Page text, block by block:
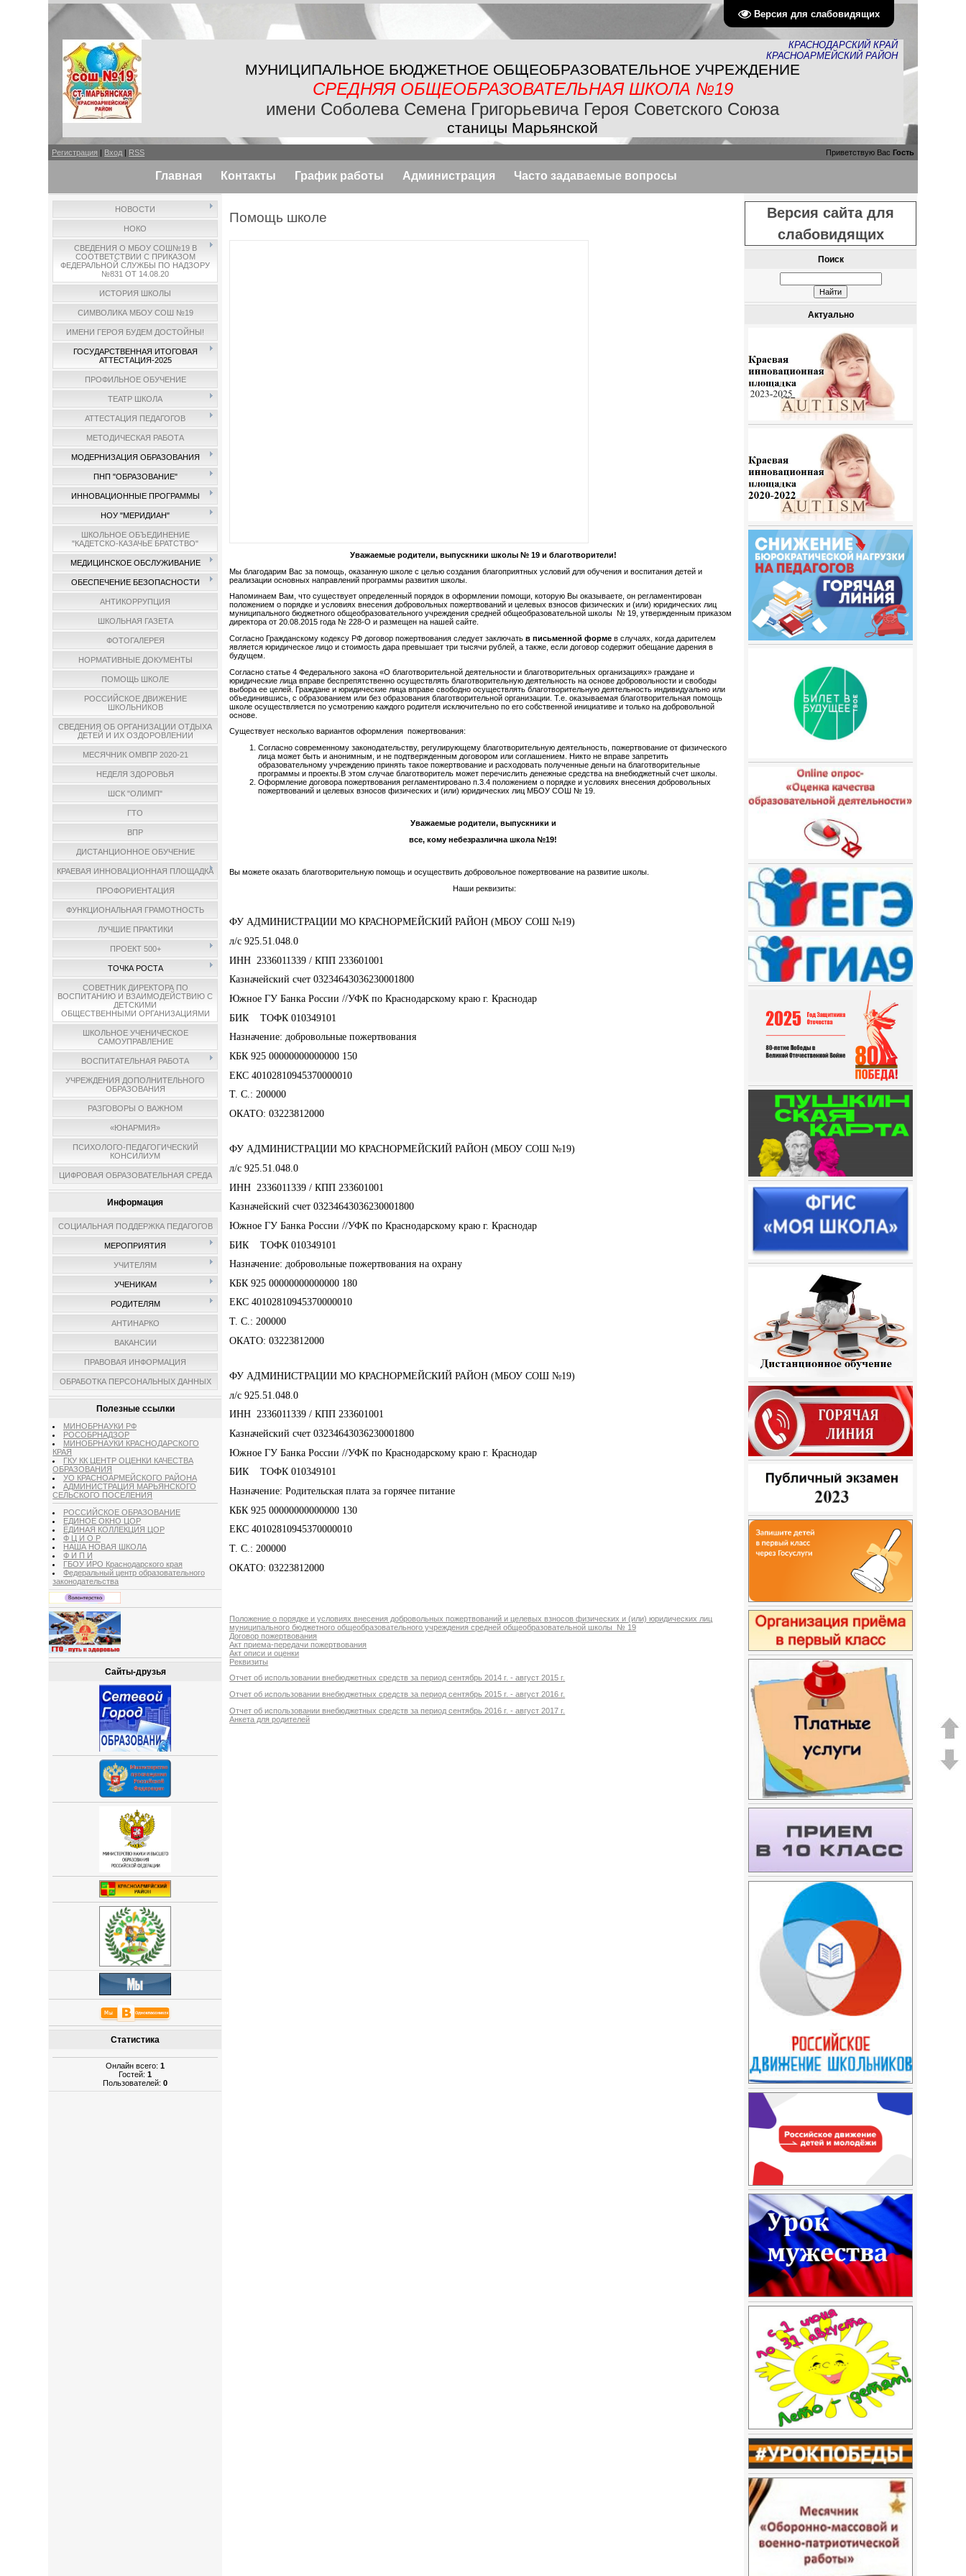
Версия для слабовидящих
КРАСНОДАРСКИЙ КРАЙ
КРАСНОАРМЕЙСКИЙ РАЙОН
МУНИЦИПАЛЬНОЕ БЮДЖЕТНОЕ ОБЩЕОБРАЗОВАТЕЛЬНОЕ УЧРЕЖДЕНИЕ
СРЕДНЯЯ ОБЩЕОБРАЗОВАТЕЛЬНАЯШКОЛА №19
имени Соболева Семена Григорьевича Героя Советского Союза
станицы Марьянской
Регистрация | Вход | RSS Приветствую Вас Гость
Главная Контакты График работы Администрация Часто задаваемые вопросы
НОВОСТИ
НОКО
СВЕДЕНИЯ О МБОУ СОШ№19 В
СООТВЕТСТВИИ С ПРИКАЗОМ
ФЕДЕРАЛЬНОЙ СЛУЖБЫ ПО НАДЗОРУ
№831 ОТ 14.08.20
ИСТОРИЯ ШКОЛЫ
СИМВОЛИКА МБОУ СОШ №19
ИМЕНИ ГЕРОЯ БУДЕМ ДОСТОЙНЫ!
ГОСУДАРСТВЕННАЯ ИТОГОВАЯ
АТТЕСТАЦИЯ-2025
ПРОФИЛЬНОЕ ОБУЧЕНИЕ
ТЕАТР ШКОЛА
АТТЕСТАЦИЯ ПЕДАГОГОВ
МЕТОДИЧЕСКАЯ РАБОТА
МОДЕРНИЗАЦИЯ ОБРАЗОВАНИЯ
ПНП "ОБРАЗОВАНИЕ"
ИННОВАЦИОННЫЕ ПРОГРАММЫ
НОУ "МЕРИДИАН"
ШКОЛЬНОЕ ОБЪЕДИНЕНИЕ
"КАДЕТСКО-КАЗАЧЬЕ БРАТСТВО"
МЕДИЦИНСКОЕ ОБСЛУЖИВАНИЕ
ОБЕСПЕЧЕНИЕ БЕЗОПАСНОСТИ
АНТИКОРРУПЦИЯ
ШКОЛЬНАЯ ГАЗЕТА
ФОТОГАЛЕРЕЯ
НОРМАТИВНЫЕ ДОКУМЕНТЫ
ПОМОЩЬ ШКОЛЕ
РОССИЙСКОЕ ДВИЖЕНИЕ
ШКОЛЬНИКОВ
СВЕДЕНИЯ ОБ ОРГАНИЗАЦИИ ОТДЫХА
ДЕТЕЙ И ИХ ОЗДОРОВЛЕНИИ
МЕСЯЧНИК ОМВПР 2020-21
НЕДЕЛЯ ЗДОРОВЬЯ
ШСК "ОЛИМП"
ГТО
ВПР
ДИСТАНЦИОННОЕ ОБУЧЕНИЕ
КРАЕВАЯ ИННОВАЦИОННАЯ ПЛОЩАДКА
ПРОФОРИЕНТАЦИЯ
ФУНКЦИОНАЛЬНАЯ ГРАМОТНОСТЬ
ЛУЧШИЕ ПРАКТИКИ
ПРОЕКТ 500+
ТОЧКА РОСТА
СОВЕТНИК ДИРЕКТОРА ПО
ВОСПИТАНИЮ И ВЗАИМОДЕЙСТВИЮ С
ДЕТСКИМИ
ОБЩЕСТВЕННЫМИ ОРГАНИЗАЦИЯМИ
ШКОЛЬНОЕ УЧЕНИЧЕСКОЕ
САМОУПРАВЛЕНИЕ
ВОСПИТАТЕЛЬНАЯ РАБОТА
УЧРЕЖДЕНИЯ ДОПОЛНИТЕЛЬНОГО
ОБРАЗОВАНИЯ
РАЗГОВОРЫ О ВАЖНОМ
«ЮНАРМИЯ»
ПСИХОЛОГО-ПЕДАГОГИЧЕСКИЙ
КОНСИЛИУМ
ЦИФРОВАЯ ОБРАЗОВАТЕЛЬНАЯ СРЕДА
Информация
СОЦИАЛЬНАЯ ПОДДЕРЖКА ПЕДАГОГОВ
МЕРОПРИЯТИЯ
УЧИТЕЛЯМ
УЧЕНИКАМ
РОДИТЕЛЯМ
АНТИНАРКО
ВАКАНСИИ
ПРАВОВАЯ ИНФОРМАЦИЯ
ОБРАБОТКА ПЕРСОНАЛЬНЫХ ДАННЫХ
Полезные ссылки
МИНОБРНАУКИ РФ
РОСОБРНАДЗОР
МИНОБРНАУКИ КРАСНОДАРСКОГО
КРАЯ
ГКУ КК ЦЕНТР ОЦЕНКИ КАЧЕСТВА
ОБРАЗОВАНИЯ
УО КРАСНОАРМЕЙСКОГО РАЙОНА
АДМИНИСТРАЦИЯ МАРЬЯНСКОГО
СЕЛЬСКОГО ПОСЕЛЕНИЯ
РОССИЙСКОЕ ОБРАЗОВАНИЕ
ЕДИНОЕ ОКНО ЦОР
ЕДИНАЯ КОЛЛЕКЦИЯ ЦОР
Ф Ц И О Р
НАША НОВАЯ ШКОЛА
Ф И П И
ГБОУ ИРО Краснодарского края
Федеральный центр образовательного
законодательства
Сайты-друзья
Статистика
Онлайн всего:1
Гостей:1
Пользователей:0
Помощь школе
Уважаемые родители, выпускники школы № 19 и благотворители!
Мы благодарим Вас за помощь, оказанную школе с целью создания благоприятных условий для обучения и воспитания детей и
реализации основных направлений программы развития школы.
Напоминаем Вам, что существует определенный порядок в оформлении помощи, которую Вы оказываете, он регламентирован
положением о порядке и условиях внесения добровольных пожертвований и целевых взносов физических и (или) юридических лиц
муниципального бюджетного общеобразовательного учреждения средней общеобразовательной школы № 19, утвержденным приказом
директора от 20.08.2015 года № 228-О и размещен на нашей сайте.
Согласно Гражданскому кодексу РФ договор пожертвования следует заключатьв письменной форме в случаях, когда дарителем
является юридическое лицо и стоимость дара превышает три тысячи рублей, а также, если договор содержит обещание дарения в
будущем.
Согласно статье 4 Федерального закона «О благотворительной деятельности и благотворительных организациях» граждане и
юридические лица вправе беспрепятственно осуществлять благотворительную деятельность на основе добровольности и свободы
выбора ее целей. Граждане и юридические лица вправе свободно осуществлять благотворительную деятельность индивидуально или
объединившись, с образованием или без образования благотворительной организации. Т.е. оказываемая благотворительная помощь
школе осуществляется по усмотрению каждого родителя исключительно по его собственной инициативе и только на добровольной
основе.
Существует несколько вариантов оформления пожертвования:
Согласно современному законодательству, регулирующему благотворительную деятельность, пожертвование от физического
лица может быть и анонимным, и не подтвержденным договором или соглашением. Никто не вправе запретить
образовательному учреждению принять такое пожертвование и расходовать полученные деньги на благотворительные
программы и проекты.В этом случае благотворитель может перечислить денежные средства на внебюджетный счет школы.
Оформление договора пожертвования регламентировано п.3.4 положением о порядке и условиях внесения добровольных
пожертвований и целевых взносов физических и (или) юридических лиц МБОУ СОШ № 19.
Уважаемые родители, выпускники и
все, кому небезразлична школа №19!
Вы можете оказать благотворительную помощь и осуществить добровольное пожертвование на развитие школы.
Наши реквизиты:
ФУ АДМИНИСТРАЦИИ МО КРАСНОРМЕЙСКИЙ РАЙОН (МБОУ СОШ №19)
л/с 925.51.048.0
ИНН 2336011339 / КПП 233601001
Казначейский счет 03234643036230001800
Южное ГУ Банка России //УФК по Краснодарскому краю г. Краснодар
БИК ТОФК 010349101
Назначение: добровольные пожертвования
КБК 925 00000000000000 150
ЕКС 40102810945370000010
Т. С.: 200000
ОКАТО: 03223812000
ФУ АДМИНИСТРАЦИИ МО КРАСНОРМЕЙСКИЙ РАЙОН (МБОУ СОШ №19)
л/с 925.51.048.0
ИНН 2336011339 / КПП 233601001
Казначейский счет 03234643036230001800
Южное ГУ Банка России //УФК по Краснодарскому краю г. Краснодар
БИК ТОФК 010349101
Назначение: добровольные пожертвования на охрану
КБК 925 00000000000000 180
ЕКС 40102810945370000010
Т. С.: 200000
ОКАТО: 03223812000
ФУ АДМИНИСТРАЦИИ МО КРАСНОРМЕЙСКИЙ РАЙОН (МБОУ СОШ №19)
л/с 925.51.048.0
ИНН 2336011339 / КПП 233601001
Казначейский счет 03234643036230001800
Южное ГУ Банка России //УФК по Краснодарскому краю г. Краснодар
БИК ТОФК 010349101
Назначение: Родительская плата за горячее питание
КБК 925 00000000000000 130
ЕКС 40102810945370000010
Т. С.: 200000
ОКАТО: 03223812000
Положение о порядке и условиях внесения добровольных пожертвований и целевых взносов физических и (или) юридических лиц
муниципального бюджетного общеобразовательного учреждения средней общеобразовательной школы № 19
Договор пожертвования
Акт приема-передачи пожертвования
Акт описи и оценки
Реквизиты
Отчет об использовании внебюджетных средств за период сентябрь 2014 г. - август 2015 г.
Отчет об использовании внебюджетных средств за период сентябрь 2015 г. - август 2016 г.
Отчет об использовании внебюджетных средств за период сентябрь 2016 г. - август 2017 г.
Анкета для родителей
Версия сайта для
слабовидящих
Поиск
Актуально